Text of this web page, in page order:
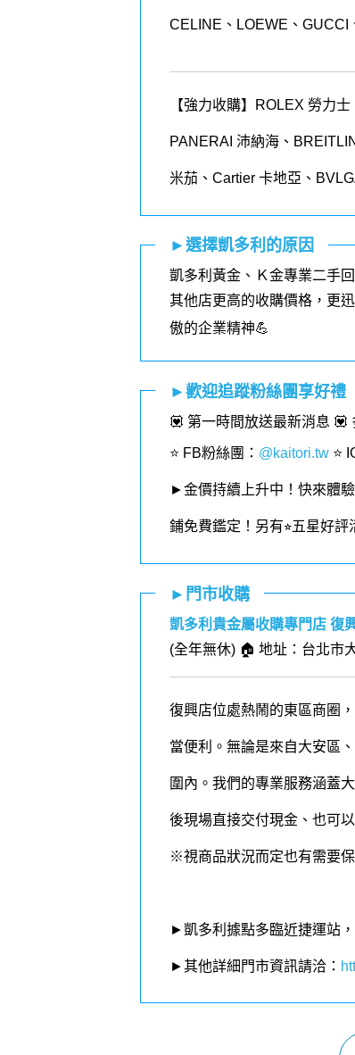
CELINE、LOEWE、GUCCI
【強力收購】ROLEX 勞力士
PANERAI 沛納海、
米茄、 Cartier 卡地亞、
►選擇凱多利的原因
凱多利黃金、Ｋ金專業二手
其他店更高的收購價格，更
傲的企業精神💪
►歡迎追蹤粉絲團享好禮
💟 第一時間放送最新消息
⭐️ FB粉絲團 ： @kaitori.tw ⭐️
►金價持續上升中！快來體
鋪免費鑑定！ 另有⭐︎五星好
►門市收購
凱多利貴金屬收購專門店 復
(全年無休) 🏠 地址：台北市
復興店位處熱鬧的東區商圈
當便利。無論是來自大安區
圍內。我們的專業服務涵蓋
後現場直接交付現金、也可
※視商品狀況而定也有需要
►凱多利據點多臨近捷運站
►其他詳細門市資訊請洽：